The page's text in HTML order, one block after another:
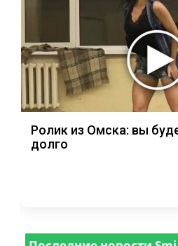
Ролик из Омска: вы
долго